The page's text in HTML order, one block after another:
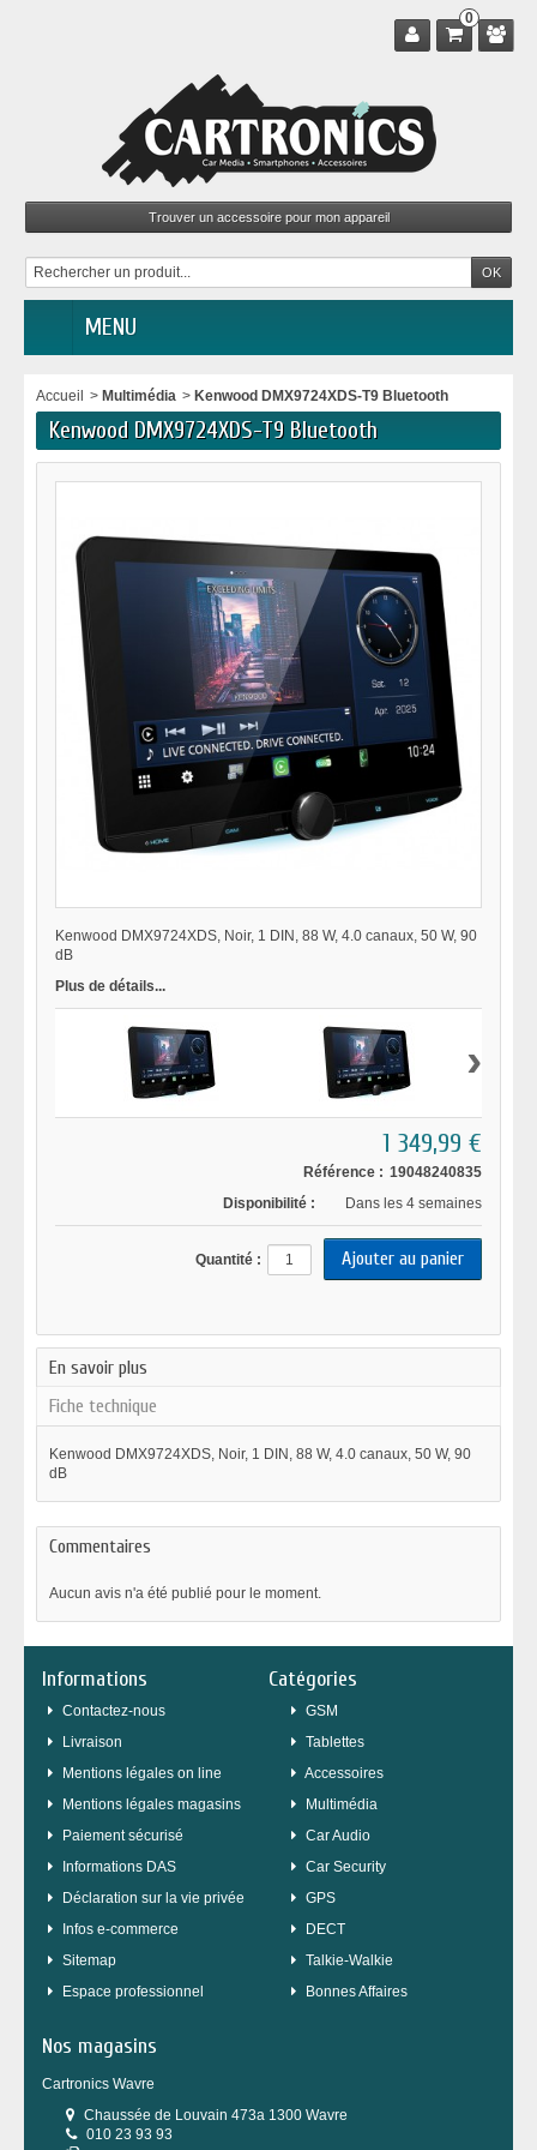
0
MENU
Accueil > Multimédia > Kenwood DMX9724XDS-T9 Bluetooth
Kenwood DMX9724XDS-T9 Bluetooth
Kenwood DMX9724XDS, Noir, 1 DIN, 88 W, 4.0 canaux, 50 W, 90
dB
Plus de détails...
›
1 349,99 €
Référence : 19048240835
Disponibilité :
Dans les 4 semaines
Quantité :
En savoir plus
Fiche technique
Kenwood DMX9724XDS, Noir, 1 DIN, 88 W, 4.0 canaux, 50 W, 90
dB
Commentaires
Aucun avis n'a été publié pour le moment.
Informations
Contactez-nous
Livraison
Mentions légales on line
Mentions légales magasins
Paiement sécurisé
Informations DAS
Déclaration sur la vie privée
Infos e-commerce
sitemap
Espace professionnel
Catégories
GSM
Tablettes
Accessoires
Multimédia
Car Audio
Car Security
GPS
DECT
Talkie-Walkie
Bonnes Affaires
Nos magasins
Cartronics Wavre
Chaussée de Louvain 473a 1300 Wavre
010 23 93 93